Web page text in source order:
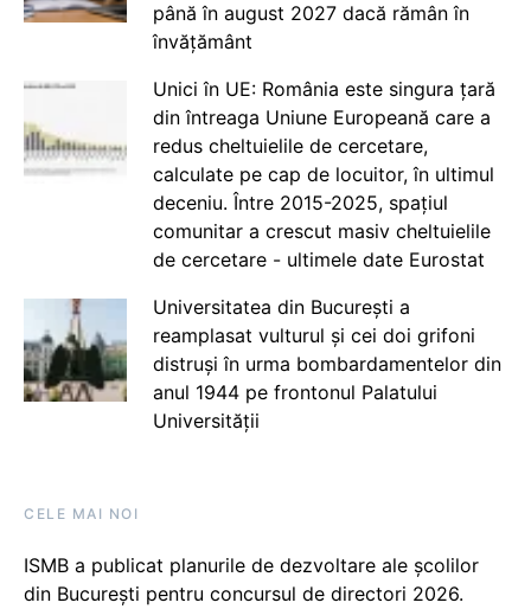
până în august 2027 dacă rămân în
învățământ
Unici în UE: România este singura țară
din întreaga Uniune Europeană care a
redus cheltuielile de cercetare,
calculate pe cap de locuitor, în ultimul
deceniu. Între 2015-2025, spațiul
comunitar a crescut masiv cheltuielile
de cercetare - ultimele date Eurostat
Universitatea din București a
reamplasat vulturul și cei doi grifoni
distruși în urma bombardamentelor din
anul 1944 pe frontonul Palatului
Universității
CELE MAI NOI
ISMB a publicat planurile de dezvoltare ale școlilor
din București pentru concursul de directori 2026.